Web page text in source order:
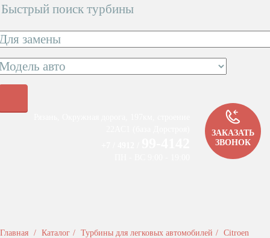
Быстрый поиск турбины
ЗАКАЗАТЬ
ЗВОНОК
Главная Каталог Турбины для легковых автомобилей
Citroen